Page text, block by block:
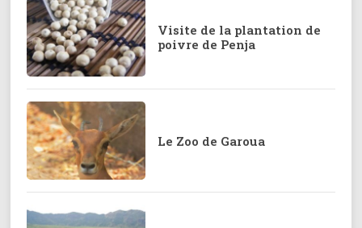
Visite de la plantation de
poivre de Penja
Le Zoo de Garoua